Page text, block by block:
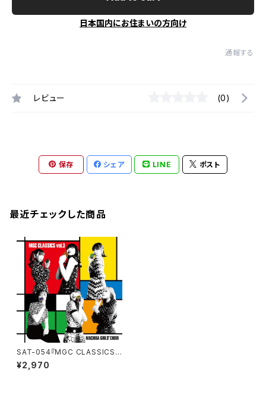
日本国内にお住まいの方向け
通報する
レビュー (0)
保存 シェア LINE ポスト
最近チェックした商品
SAT-054『MGC CLASSICS v
ol.3』まちだガールズ・クワイア
¥2,970